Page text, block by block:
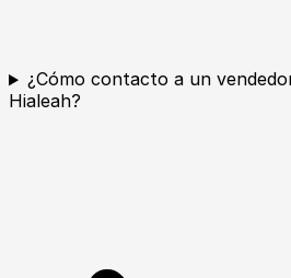
¿Cómo contacto a un
Hialeah?